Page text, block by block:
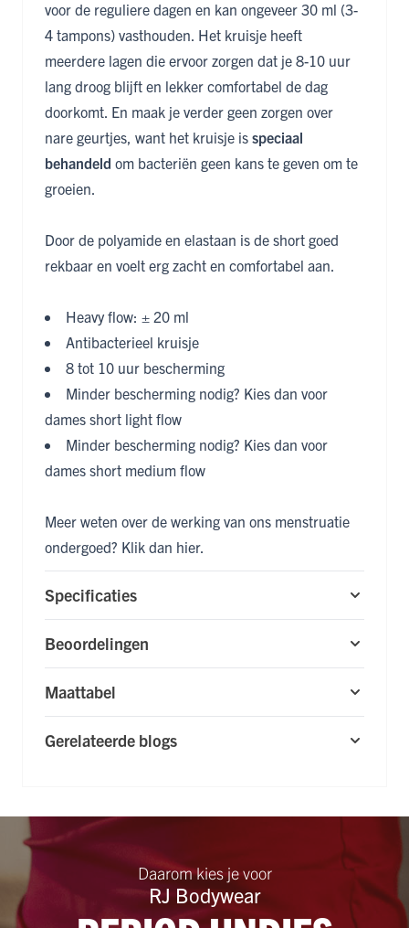
voor de reguliere dagen en kan ongeveer 30 ml (3-
4 tampons) vasthouden. Het kruisje heeft
meerdere lagen die ervoor zorgen dat je 8-10 uur
lang droog blijft en lekker comfortabel de dag
doorkomt. En maak je verder geen zorgen over
nare geurtjes, want het kruisje is speciaal
behandeld om bacteriën geen kans te geven om te
groeien.
Door de polyamide en elastaan is de short goed
rekbaar en voelt erg zacht en comfortabel aan.
Heavy flow: ± 20 ml
Antibacterieel kruisje
8 tot 10 uur bescherming
Minder bescherming nodig? Kies dan voor
dames short light flow
Minder bescherming nodig? Kies dan voor
dames short medium flow
Meer weten over de werking van ons menstruatie
ondergoed? Klik dan hier.
Specificaties
Beoordelingen
Maattabel
Gerelateerde blogs
Daarom kies je voor
RJ Bodywear